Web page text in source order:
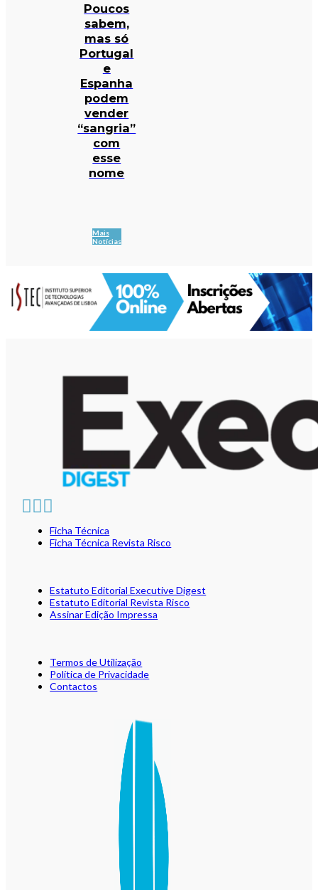
Poucos
sabem,
mas só
Portugal
e
Espanha
podem
vender
“sangria”
com
esse
nome
Mais
Notícias
Ficha Técnica
Ficha Técnica Revista Risco
Estatuto Editorial Executive Digest
Estatuto Editorial Revista Risco
Assinar Edição Impressa
Termos de Utilização
Política de Privacidade
Contactos